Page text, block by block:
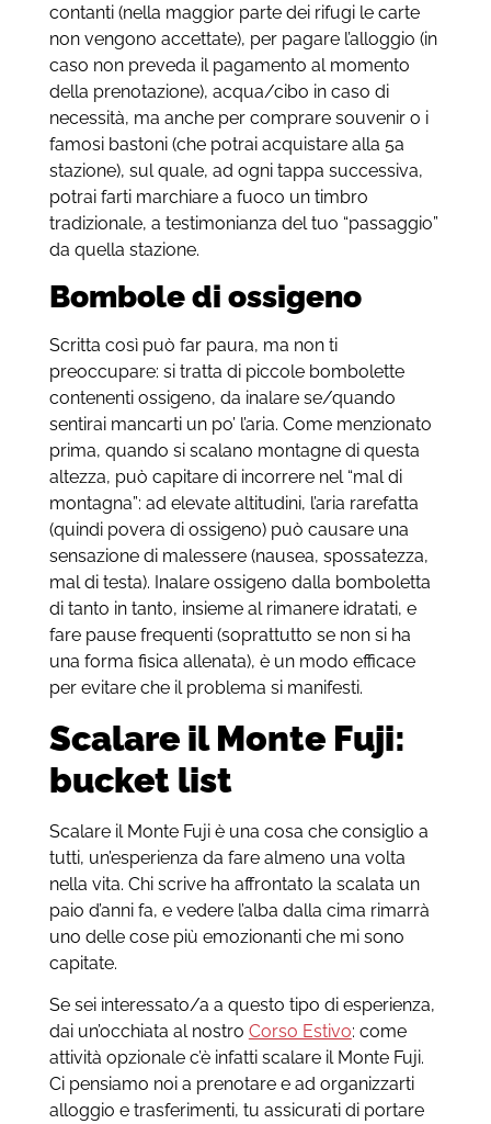
contanti (nella maggior parte dei rifugi le carte
non vengono accettate), per pagare l’alloggio (in
caso non preveda il pagamento al momento
della prenotazione), acqua/cibo in caso di
necessità, ma anche per comprare souvenir o i
famosi bastoni (che potrai acquistare alla 5a
stazione), sul quale, ad ogni tappa successiva,
potrai farti marchiare a fuoco un timbro
tradizionale, a testimonianza del tuo “passaggio”
da quella stazione.
Bombole di ossigeno
Scritta così può far paura, ma non ti
preoccupare: si tratta di piccole bombolette
contenenti ossigeno, da inalare se/quando
sentirai mancarti un po’ l’aria. Come menzionato
prima, quando si scalano montagne di questa
altezza, può capitare di incorrere nel “mal di
montagna”: ad elevate altitudini, l’aria rarefatta
(quindi povera di ossigeno) può causare una
sensazione di malessere (nausea, spossatezza,
mal di testa). Inalare ossigeno dalla bomboletta
di tanto in tanto, insieme al rimanere idratati, e
fare pause frequenti (soprattutto se non si ha
una forma fisica allenata), è un modo efficace
per evitare che il problema si manifesti.
Scalare il Monte Fuji:
bucket list
Scalare il Monte Fuji è una cosa che consiglio a
tutti, un’esperienza da fare almeno una volta
nella vita. Chi scrive ha affrontato la scalata un
paio d’anni fa, e vedere l’alba dalla cima rimarrà
uno delle cose più emozionanti che mi sono
capitate.
Se sei interessato/a a questo tipo di esperienza,
dai un’occhiata al nostro Corso Estivo: come
attività opzionale c’è infatti scalare il Monte Fuji.
Ci pensiamo noi a prenotare e ad organizzarti
alloggio e trasferimenti, tu assicurati di portare